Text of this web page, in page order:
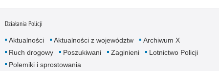
Działania Policji
Aktualności Aktualności z województw
Archiwum X
Ruch drogowy
Poszukiwani Zaginieni
Lotnictwo Policji
Polemiki i sprostowania